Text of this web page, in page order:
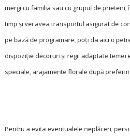
mergi cu familia sau cu grupul de
timp și vei avea transportul asigurat de
pe bază de programare, poți da aici o
dispoziție decoruri și regii adaptate temei
speciale, arajamente florale după
Pentru a evita eventualele neplăceri,